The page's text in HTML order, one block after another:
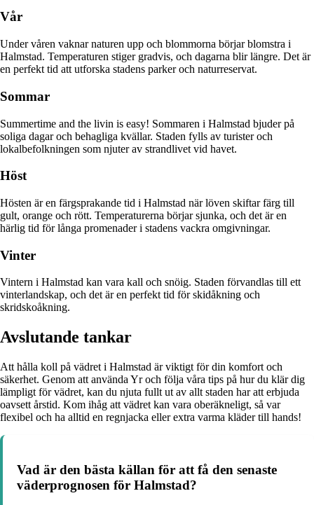
Vår
Under våren vaknar naturen upp och blommorna börjar blomstra i
Halmstad. Temperaturen stiger gradvis, och dagarna blir längre. Det är
en perfekt tid att utforska stadens parker och naturreservat.
Sommar
Summertime and the livin is easy! Sommaren i Halmstad bjuder på
soliga dagar och behagliga kvällar. Staden fylls av turister och
lokalbefolkningen som njuter av strandlivet vid havet.
Höst
Hösten är en färgsprakande tid i Halmstad när löven skiftar färg till
gult, orange och rött. Temperaturerna börjar sjunka, och det är en
härlig tid för långa promenader i stadens vackra omgivningar.
Vinter
Vintern i Halmstad kan vara kall och snöig. Staden förvandlas till ett
vinterlandskap, och det är en perfekt tid för skidåkning och
skridskoåkning.
Avslutande tankar
Att hålla koll på vädret i Halmstad är viktigt för din komfort och
säkerhet. Genom att använda Yr och följa våra tips på hur du klär dig
lämpligt för vädret, kan du njuta fullt ut av allt staden har att erbjuda
oavsett årstid. Kom ihåg att vädret kan vara oberäkneligt, så var
flexibel och ha alltid en regnjacka eller extra varma kläder till hands!
Vad är den bästa källan för att få den senaste
väderprognosen för Halmstad?